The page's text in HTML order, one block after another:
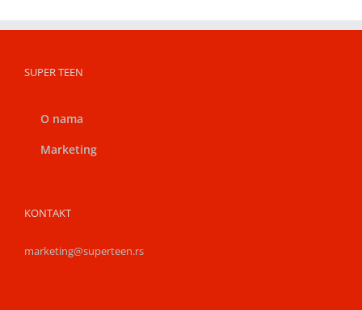
SUPER TEEN
O nama
Marketing
KONTAKT
marketing@superteen.rs